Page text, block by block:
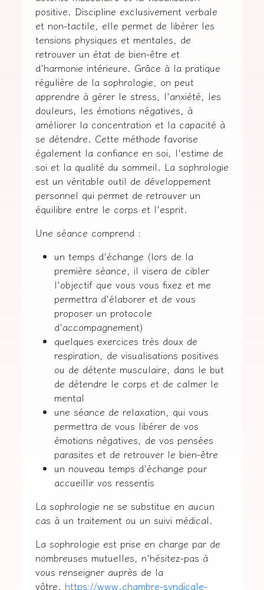
positive. Discipline exclusivement verbale
et non-tactile, elle permet de libérer les
tensions physiques et mentales, de
retrouver un état de bien-être et
d'harmonie intérieure. Grâce à la pratique
régulière de la sophrologie, on peut
apprendre à gérer le stress, l'anxiété, les
douleurs, les émotions négatives, à
améliorer la concentration et la capacité à
se détendre. Cette méthode favorise
également la confiance en soi, l'estime de
soi et la qualité du sommeil. La sophrologie
est un véritable outil de développement
personnel qui permet de retrouver un
équilibre entre le corps et l'esprit.
Une séance comprend :
un temps d'échange (lors de la
première séance, il visera de cibler
l'objectif que vous vous fixez et me
permettra d'élaborer et de vous
proposer un protocole
d'accompagnement)
quelques exercices très doux de
respiration, de visualisations positives
ou de détente musculaire, dans le but
de détendre le corps et de calmer le
mental
une séance de relaxation, qui vous
permettra de vous libérer de vos
émotions négatives, de vos pensées
parasites et de retrouver le bien-être
un nouveau temps d'échange pour
accueillir vos ressentis
La sophrologie ne se substitue en aucun
cas à un traitement ou un suivi médical.
La sophrologie est prise en charge par de
nombreuses mutuelles, n'hésitez-pas à
vous renseigner auprès de la
vôtre. https://www.chambre-syndicale-